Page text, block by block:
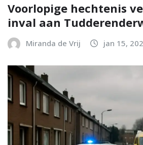
Voorlopige hechtenis
inval aan
Miranda de Vrij jan 15,